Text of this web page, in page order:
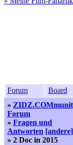
Forum Board
»
Forum
» Fragen und
Antworten [andere]
» 2 Doc in 2015